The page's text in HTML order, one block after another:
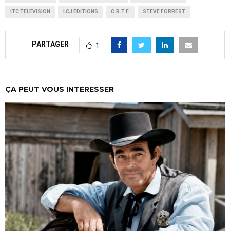
ITC TELEVISION LCJ EDITIONS O.R.T.F. STEVE FORREST
PARTAGER 1
ÇA PEUT VOUS INTERESSER